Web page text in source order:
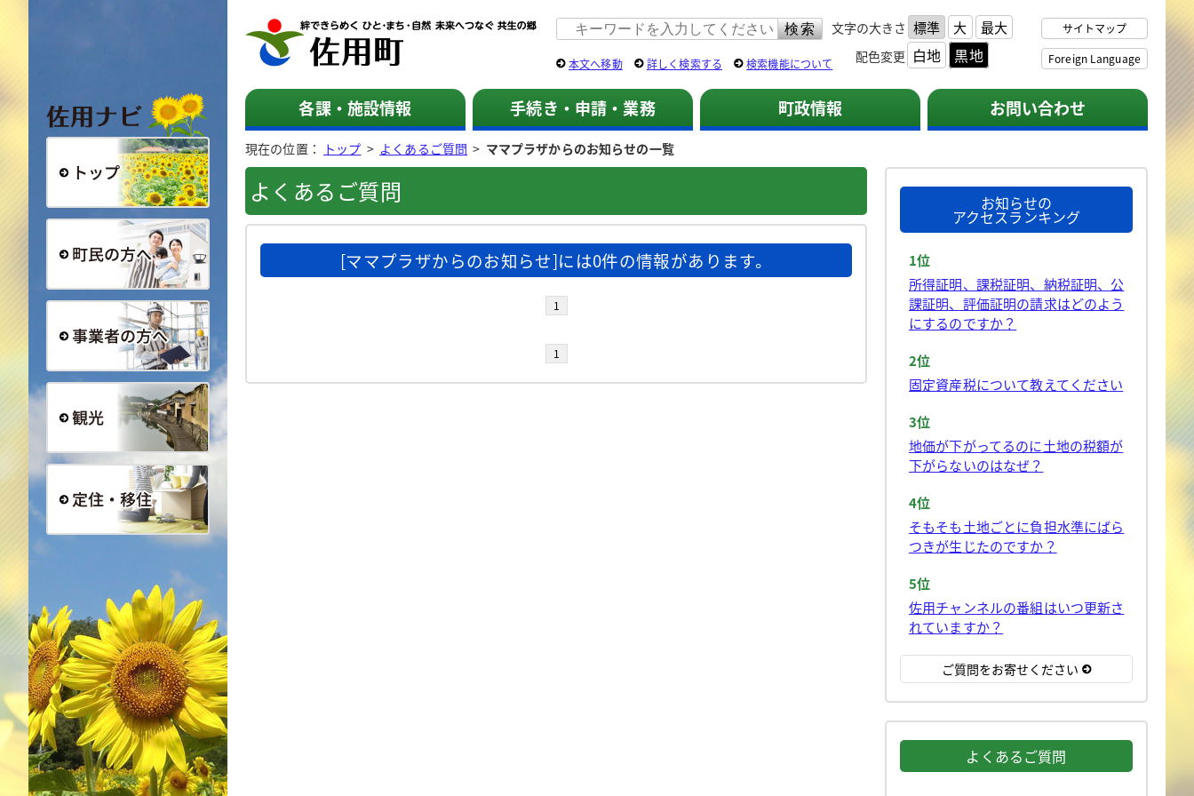
総合トップ
事業者の方へ
定住・移住
佐用町 公式ホームページ 文字の大きさ 標準 大 最大
配色変更 白地 黒地
サイトマップ
Foreign Language
本文へ移動 詳しく検索する 検索機能について
各課・施設情報 手続き・申請・業務 町政情報 お問い合わせ
現在の位置： トップ > よくあるご質問 > ママプラザからのお知らせの一覧
よくあるご質問
[ママプラザからのお知らせ]には0件の情報があります。
1
1
お知らせの
アクセスランキング
1位
所得証明、課税証明、納税証明、公
課証明、評価証明の請求はどのよう
にするのですか？
2位
固定資産税について教えてください
3位
地価が下がってるのに土地の税額が
下がらないのはなぜ？
4位
そもそも土地ごとに負担水準にばら
つきが生じたのですか？
5位
佐用チャンネルの番組はいつ更新さ
れていますか？
ご質問をお寄せください
よくあるご質問